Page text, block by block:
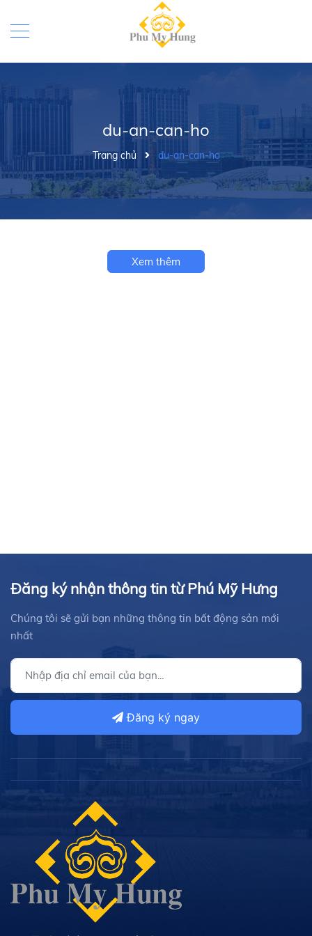
du-an-can-ho
Trang chủ du-an-can-ho
Xem thêm
Đăng ký nhận thông tin từ Phú Mỹ Hưng
Chúng tôi sẽ gửi bạn những thông tin bất động sản mới
nhất
Đăng ký ngay